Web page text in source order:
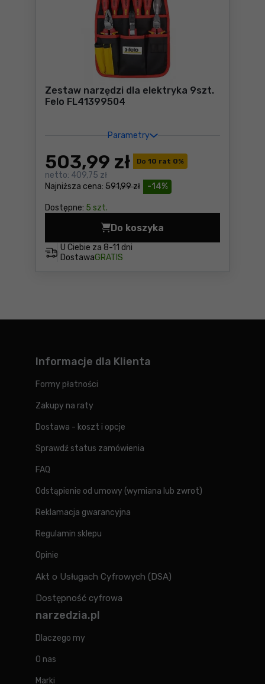
Zestaw narzędzi dla elektryka 9szt.
Felo FL41399504
Parametry
Do 10 rat 0%
-14%
Najniższa cena: 591,99 zł
503,99 zł
netto: 409,75 zł
Dostępne: 5 szt.
U Ciebie za 8-11 dni
DostawaGRATIS
Do koszyka
Zestaw narzędzi dla
Informacje dla Klienta
Formy płatności
Zakupy na raty
Dostawa - koszt i opcje
Sprawdź status zamówienia
FAQ
Odstąpienie od umowy (wymiana lub zwrot)
Reklamacja gwarancyjna
Regulamin sklepu
Opinie
Akt o Usługach Cyfrowych (DSA)
Dostępność cyfrowa
narzedzia.pl
Dlaczego my
O nas
Marki